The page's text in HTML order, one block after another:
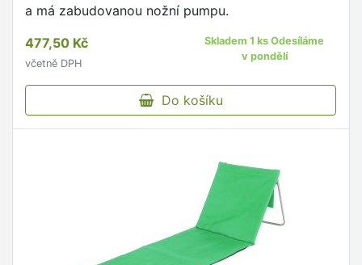
a má zabudovanou nožní pumpu.
477,50 Kč
včetně DPH
Skladem 1 ks Odesíláme
v pondělí
Do košíku